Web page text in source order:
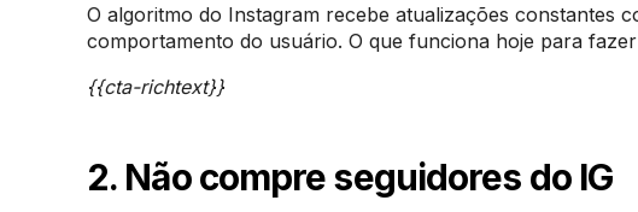
O algoritmo do Instagram recebe atualizações constantes
comportamento do usuário. O que funciona hoje para
{{cta-richtext}}
2. Não compre seguidores do IG